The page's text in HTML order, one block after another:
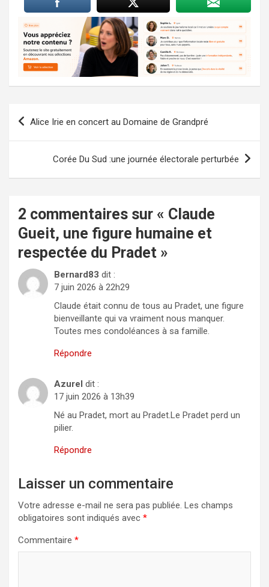
Navigation
Alice Irie en concert au Domaine de Grandpré
Corée Du Sud :une journée électorale perturbée
2 commentaires sur « Claude
Gueit, une figure humaine et
respectée du Pradet »
Bernard83 dit :
7 juin 2026 à 22h29
Claude était connu de tous au Pradet, une figure
bienveillante qui va vraiment nous manquer.
Toutes mes condoléances à sa famille.
Répondre
Azurel dit :
17 juin 2026 à 13h39
Né au Pradet, mort au Pradet.Le Pradet perd un
pilier.
Répondre
Laisser un commentaire
Votre adresse e-mail ne sera pas publiée. Les champs
obligatoires sont indiqués avec *
Commentaire *